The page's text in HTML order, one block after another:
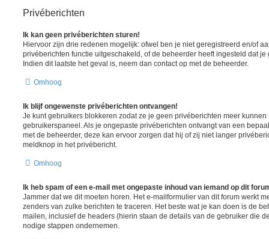
Privéberichten
Ik kan geen privéberichten sturen!
Hiervoor zijn drie redenen mogelijk: ofwel ben je niet geregistreerd en/of
privéberichten functie uitgeschakeld, of de beheerder heeft ingesteld dat
Indien dit laatste het geval is, neem dan contact op met de beheerder.
Omhoog
Ik blijf ongewenste privéberichten ontvangen!
Je kunt gebruikers blokkeren zodat ze je geen privéberichten meer kunnen
gebruikerspaneel. Als je ongepaste privéberichten ontvangt van een
met de beheerder, deze kan ervoor zorgen dat hij of zij niet langer
meldknop in het privébericht.
Omhoog
Ik heb spam of een e-mail met ongepaste inhoud van iemand op dit
Jammer dat we dit moeten horen. Het e-mailformulier van dit forum werkt
zenders van zulke berichten te traceren. Het beste wat je kan doen is de
mailen, inclusief de headers (hierin staan de details van de gebruiker die
nodige stappen ondernemen.